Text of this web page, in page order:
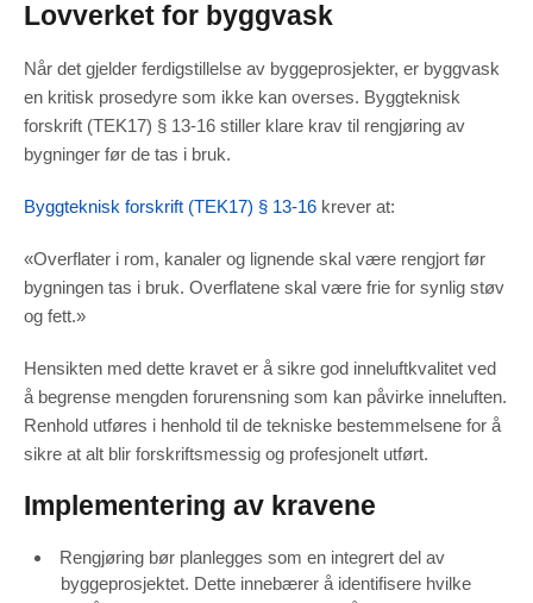
Lovverket for byggvask
Når det gjelder ferdigstillelse av byggeprosjekter, er byggvask
en kritisk prosedyre som ikke kan overses. Byggteknisk
forskrift (TEK17) § 13-16 stiller klare krav til rengjøring av
bygninger før de tas i bruk.
Byggteknisk forskrift (TEK17) § 13-16 krever at:
«Overflater i rom, kanaler og lignende skal være rengjort før
bygningen tas i bruk. Overflatene skal være frie for synlig støv
og fett.»
Hensikten med dette kravet er å sikre god inneluftkvalitet ved
å begrense mengden forurensning som kan påvirke inneluften.
Renhold utføres i henhold til de tekniske bestemmelsene for å
sikre at alt blir forskriftsmessig og profesjonelt utført.
Implementering av kravene
Rengjøring bør planlegges som en integrert del av
byggeprosjektet. Dette innebærer å identifisere hvilke